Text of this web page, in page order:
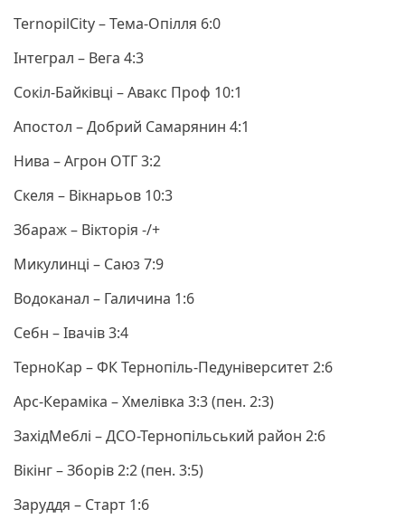
TernopilCity – Тема-Опілля 6:0
Інтеграл – Вега 4:3
Сокіл-Байківці – Авакс Проф 10:1
Апостол – Добрий Самарянин 4:1
Нива – Агрон ОТГ 3:2
Скеля – Вікнарьов 10:3
Збараж – Вікторія -/+
Микулинці – Саюз 7:9
Водоканал – Галичина 1:6
Себн – Івачів 3:4
ТерноКар – ФК Тернопіль-Педуніверситет 2:6
Арс-Кераміка – Хмелівка 3:3 (пен. 2:3)
ЗахідМеблі – ДСО-Тернопільський район 2:6
Вікінг – Зборів 2:2 (пен. 3:5)
Заруддя – Старт 1:6